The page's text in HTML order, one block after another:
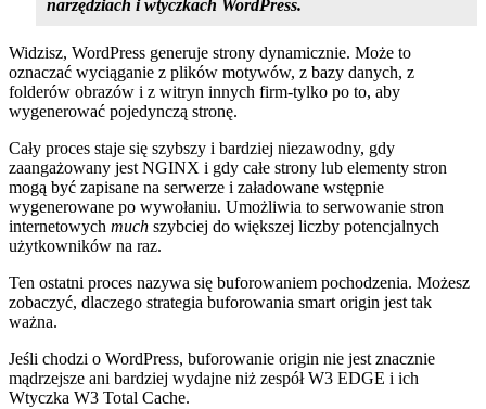
narzędziach i wtyczkach WordPress.
Widzisz, WordPress generuje strony dynamicznie. Może to
oznaczać wyciąganie z plików motywów, z bazy danych, z
folderów obrazów i z witryn innych firm-tylko po to, aby
wygenerować pojedynczą stronę.
Cały proces staje się szybszy i bardziej niezawodny, gdy
zaangażowany jest NGINX i gdy całe strony lub elementy stron
mogą być zapisane na serwerze i załadowane wstępnie
wygenerowane po wywołaniu. Umożliwia to serwowanie stron
internetowych much szybciej do większej liczby potencjalnych
użytkowników na raz.
Ten ostatni proces nazywa się buforowaniem pochodzenia. Możesz
zobaczyć, dlaczego strategia buforowania smart origin jest tak
ważna.
Jeśli chodzi o WordPress, buforowanie origin nie jest znacznie
mądrzejsze ani bardziej wydajne niż zespół W3 EDGE i ich
Wtyczka W3 Total Cache.